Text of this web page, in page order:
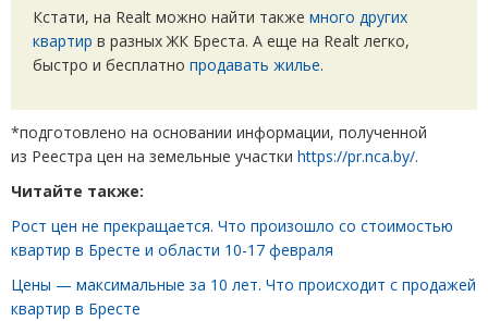
Кстати, на Realt можно найти также много других
квартир в разных ЖК Бреста. А еще на Realt легко,
быстро и бесплатно продавать жилье.
*подготовлено на основании информации, полученной
из Реестра цен на земельные участки https://pr.nca.by/.
Читайте также:
Рост цен не прекращается. Что произошло со стоимостью
квартир в Бресте и области 10-17 февраля
Цены — максимальные за 10 лет. Что происходит с продажей
квартир в Бресте